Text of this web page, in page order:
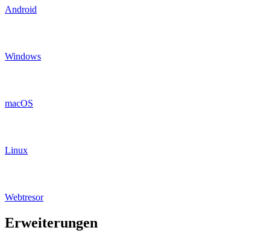
Android
Windows
macOS
Linux
Webtresor
Erweiterungen